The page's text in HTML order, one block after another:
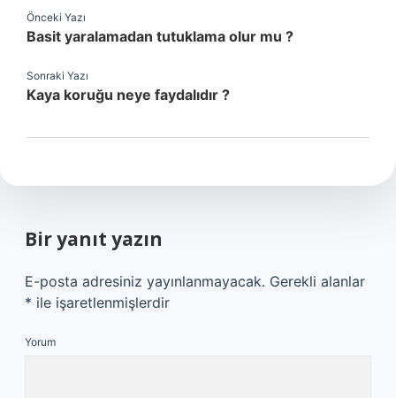
Önceki Yazı
Basit yaralamadan tutuklama olur mu ?
Sonraki Yazı
Kaya koruğu neye faydalıdır ?
Bir yanıt yazın
E-posta adresiniz yayınlanmayacak. Gerekli alanlar
* ile işaretlenmişlerdir
Yorum